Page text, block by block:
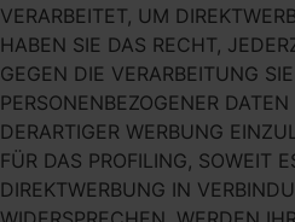
VERARBEITET, UM
HABEN SIE DAS RECHT,
GEGEN DIE VERARBEITUNG
PERSONENBEZOGENER
DERARTIGER WERBUNG
FÜR DAS PROFILING, SOWEIT
DIREKTWERBUNG IN